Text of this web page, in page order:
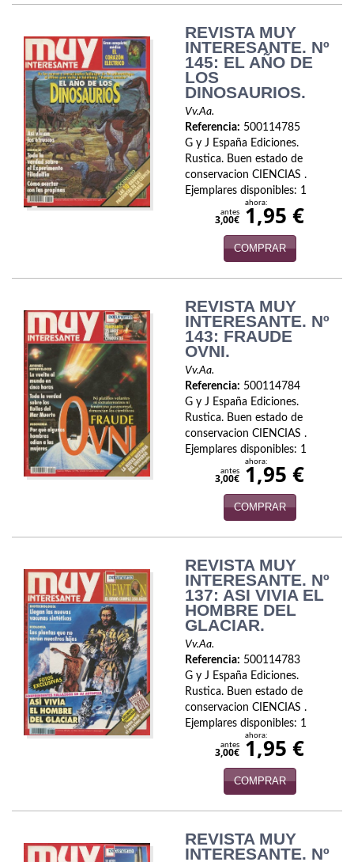
Discos deVinilo. LP
Divulgación científica
DVD
Economía
Enciclopedias
Física y Química
Física y química
Guerra Civil Española
Historia
historia
Informática
Literatura fantástica
Literatura hispanoamericana
Local
Mafia y espionaje
REVISTA MUY
INTERESANTE. Nº
145: EL AÑO DE
LOS
DINOSAURIOS.
Vv.Aa.
Referencia: 500114785
G y J España Ediciones.
Rustica. Buen estado de
conservacion CIENCIAS .
Ejemplares disponibles: 1
antes
3,00€
ahora:
1,95 €
COMPRAR
REVISTA MUY
INTERESANTE. Nº
143: FRAUDE
OVNI.
Vv.Aa.
Referencia: 500114784
G y J España Ediciones.
Rustica. Buen estado de
conservacion CIENCIAS .
Ejemplares disponibles: 1
antes
3,00€
ahora:
1,95 €
COMPRAR
REVISTA MUY
INTERESANTE. Nº
137: ASI VIVIA EL
HOMBRE DEL
GLACIAR.
Vv.Aa.
Referencia: 500114783
G y J España Ediciones.
Rustica. Buen estado de
conservacion CIENCIAS .
Ejemplares disponibles: 1
antes
3,00€
ahora:
1,95 €
COMPRAR
REVISTA MUY
INTERESANTE. Nº